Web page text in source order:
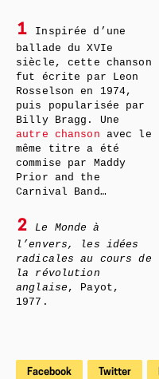
1
Inspirée d’une
ballade du XVIe
siècle, cette chanson
fut écrite par Leon
Rosselson en 1974,
puis popularisée par
Billy Bragg. Une
autre chanson avec le
même titre a été
commise par Maddy
Prior and the
Carnival Band…
2
Le Monde à
l’envers, les idées
radicales au cours de
la révolution
anglaise , Payot,
1977.
Facebook Twitter